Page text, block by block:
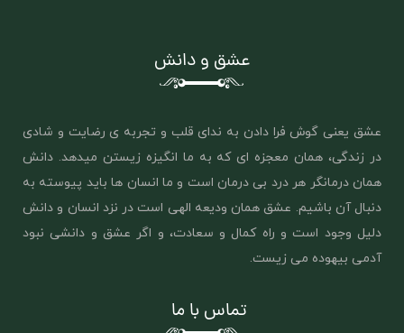
عشق و دانش
عشق یعنی گوش فرا دادن به ندای قلب و تجربه ی رضایت و شادی
در زندگی، همان معجزه ای که به ما انگیزه زیستن میدهد. دانش
همان درمانگر هر درد بی درمان است و ما انسان ها باید پیوسته به
دنبال آن باشیم. عشق همان ‌ودیعه الهی است در نزد انسان و دانش
دلیل وجود است و راه کمال و سعادت، و اگر عشق و دانشی نبود
آدمی بیهوده می زیست.
تماس با ما